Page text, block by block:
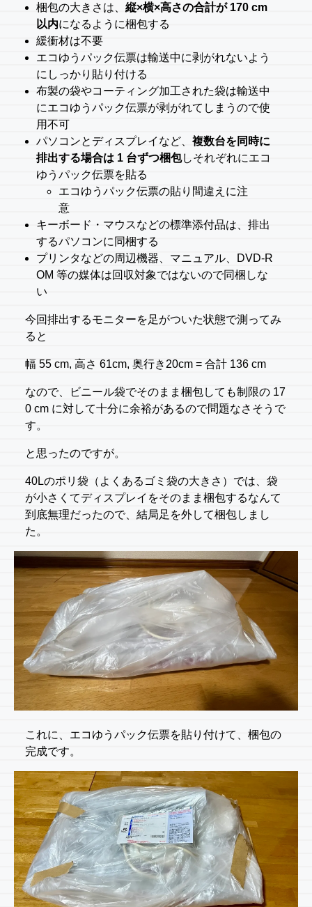
梱包の大きさは、 縦×横×高さの合計が 170 cm
以内になるように梱包する
緩衝材は不要
エコゆうパック伝票は輸送中に剥がれないよう
にしっかり貼り付ける
布製の袋やコーティング加工された袋は輸送中
にエコゆうパック伝票が剥がれてしまうので使
用不可
パソコンとディスプレイなど、 複数台を同時に
排出する場合は 1 台ずつ梱包しそれぞれにエコ
ゆうパック伝票を貼る
エコゆうパック伝票の貼り間違えに注
意
キーボード・マウスなどの標準添付品は、排出
するパソコンに同梱する
プリンタなどの周辺機器、マニュアル、DVD-R
OM 等の媒体は回収対象ではないので同梱しな
い
今回排出するモニターを足がついた状態で測ってみ
ると
幅 55 cm, 高さ 61cm, 奥行き20cm = 合計 136 cm
なので、ビニール袋でそのまま梱包しても制限の 17
0 cm に対して十分に余裕があるので問題なさそうで
す。
と思ったのですが。
40Lのポリ袋（よくあるゴミ袋の大きさ）では、袋
が小さくてディスプレイをそのまま梱包するなんて
到底無理だったので、結局足を外して梱包しまし
た。
これに、エコゆうパック伝票を貼り付けて、梱包の
完成です。